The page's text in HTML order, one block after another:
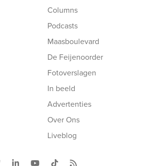
Columns
Podcasts
Maasboulevard
De Feijenoorder
Fotoverslagen
In beeld
Advertenties
Over Ons
Liveblog